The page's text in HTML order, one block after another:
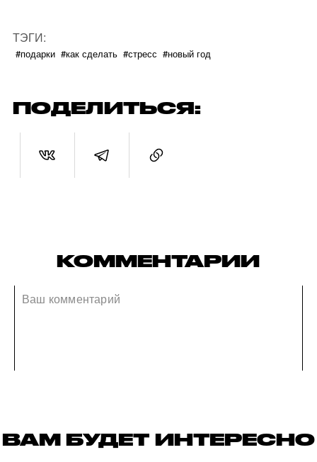
ТЭГИ:
#подарки #как сделать #стресс #новый год
ПОДЕЛИТЬСЯ:
КОММЕНТАРИИ
ВАМ БУДЕТ ИНТЕРЕСНО